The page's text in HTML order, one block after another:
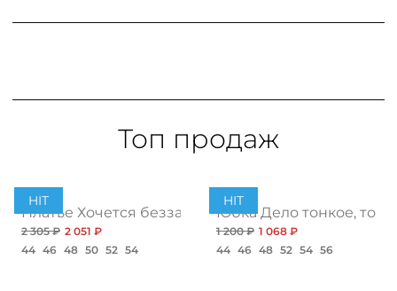
Топ продаж
HIT
Платье Хочется беззаботности, топ
2 305 ₽ 2 051 ₽
44 46 48 50 52 54
HIT
Юбка Дело тонкое, топ
1 200 ₽ 1 068 ₽
44 46 48 52 54 56